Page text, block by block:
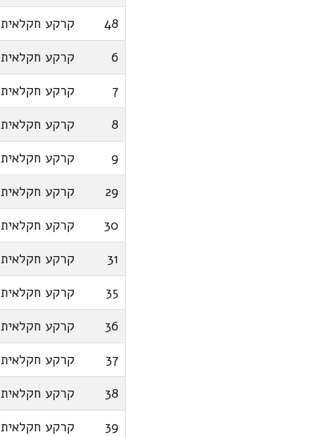
48
קרקע חקלאית
6
קרקע חקלאית
7
קרקע חקלאית
8
קרקע חקלאית
9
קרקע חקלאית
29
קרקע חקלאית
30
קרקע חקלאית
31
קרקע חקלאית
35
קרקע חקלאית
36
קרקע חקלאית
37
קרקע חקלאית
38
קרקע חקלאית
39
קרקע חקלאית